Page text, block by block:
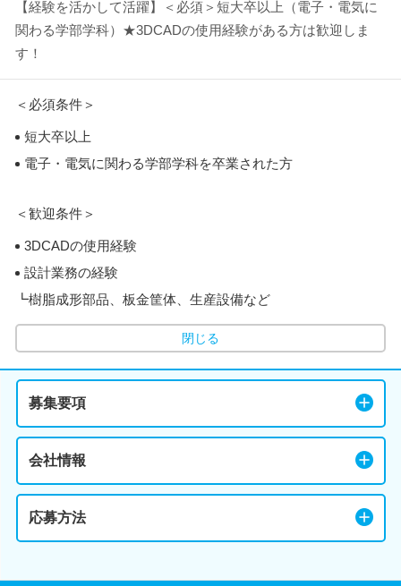
【経験を活かして活躍】＜必須＞短大卒以上（電子・電気に
関わる学部学科）★3DCADの使用経験がある方は歓迎しま
す！
＜必須条件＞
短大卒以上
電子・電気に関わる学部学科を卒業された方
＜歓迎条件＞
3DCADの使用経験
設計業務の経験
┗樹脂成形部品、板金筐体、生産設備など
閉じる
募集要項
会社情報
応募方法